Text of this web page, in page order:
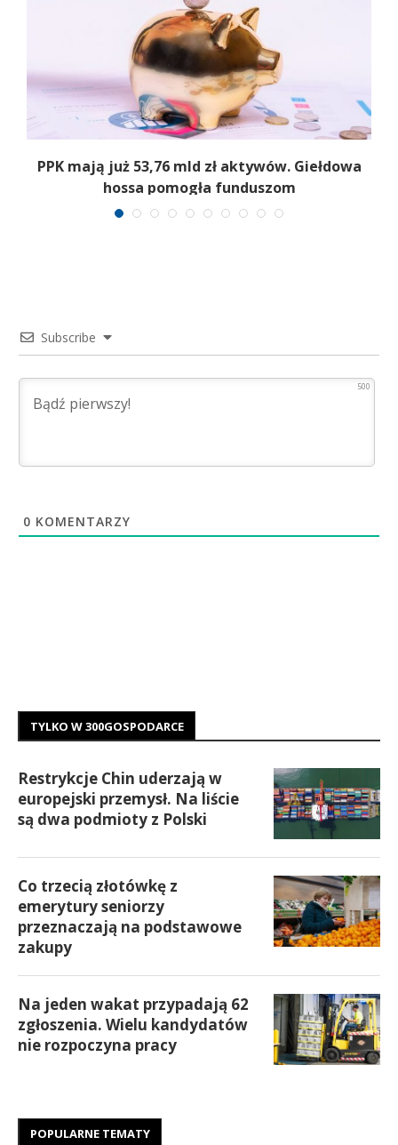
PPK mają już 53,76 mld zł aktywów. Giełdowa
hossa pomogła funduszom
Subscribe
500
0 KOMENTARZY
TYLKO W 300GOSPODARCE
Restrykcje Chin uderzają w
europejski przemysł. Na liście
są dwa podmioty z Polski
Co trzecią złotówkę z
emerytury seniorzy
przeznaczają na podstawowe
zakupy
Na jeden wakat przypadają 62
zgłoszenia. Wielu kandydatów
nie rozpoczyna pracy
POPULARNE TEMATY